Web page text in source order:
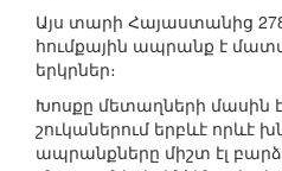
Այս տարի Հայաստանից 278
հումքային ապրանք է
երկրներ։
Խոսքը մետաղների մասին
շուկաներում երբևէ որևէ
ապրանքները միշտ էլ